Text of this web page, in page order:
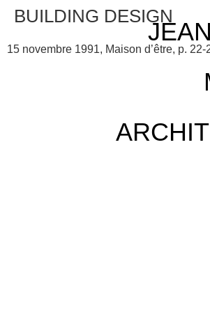
BUILDING DESIGN
15 novembre 1991, Maison d’être, p. 22-